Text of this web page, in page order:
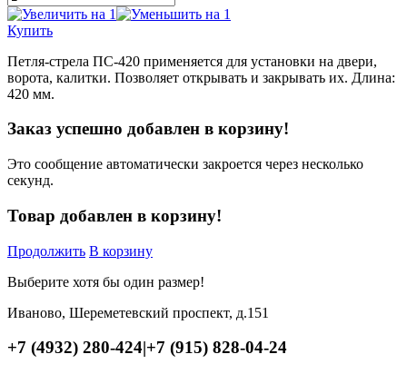
Купить
Петля-стрела ПС-420 применяется для установки на двери,
ворота, калитки. Позволяет открывать и закрывать их. Длина:
420 мм.
Заказ успешно добавлен в корзину!
Это сообщение автоматически закроется через несколько
секунд.
Товар добавлен в корзину!
Продолжить В корзину
Выберите хотя бы один размер!
Иваново, Шереметевский проспект, д.151
+7 (4932) 280-424|+7 (915) 828-04-24